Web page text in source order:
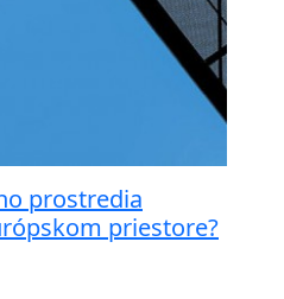
prostredia
priestore?